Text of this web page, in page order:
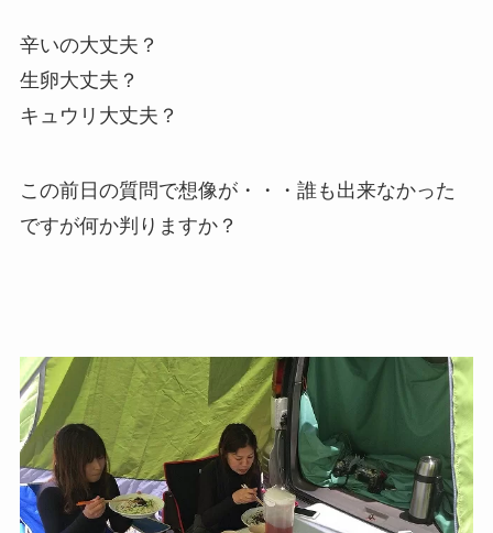
辛いの大丈夫？
生卵大丈夫？
キュウリ大丈夫？
この前日の質問で想像が・・・誰も出来なかった
ですが何か判りますか？